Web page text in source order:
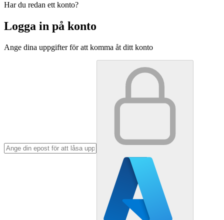
Har du redan ett konto?
Logga in på konto
Ange dina uppgifter för att komma åt ditt konto